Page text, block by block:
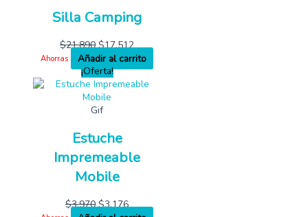
Silla Camping
$21,890 $17,512
Ahorras
Añadir al carrito
¡Oferta!
Gif
Estuche
Impremeable
Mobile
$3,970 $3,176